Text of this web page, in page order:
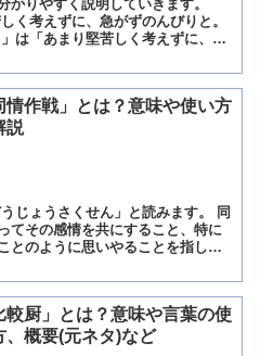
かりやすく説明していきます。
く考えずに、急がずのんびりと。
は「あまり堅苦しく考えずに、急
情作戦」とは？意味や使い方
説
じょうさくせん」と読みます。 同
てその感情を共にすること、特に
とのように思いやることを指して
較厨」とは？意味や言葉の使
、概要(元ネタ)など